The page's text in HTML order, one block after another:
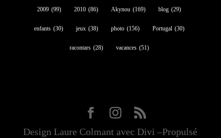
2009 (99) 2010 (86) Akynou (169) blog (29)
enfants (30) jeux (38) photo (156) Portugal (30)
racontars (28) vacances (51)
Design Laure Colmant avec Divi –Propulsé